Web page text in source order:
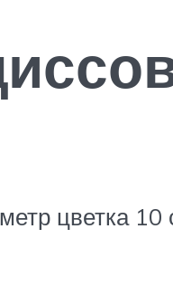
цветка 10